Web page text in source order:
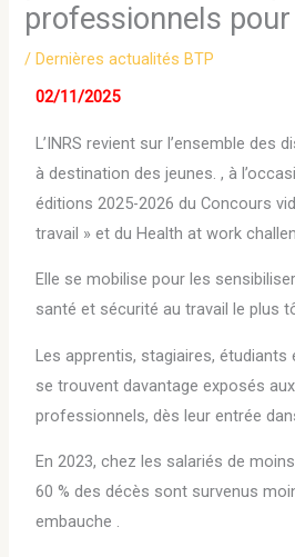
professionnels
/Dernières actualités BTP
02/11/2025
L’INRS revient sur l’ensemble des
à destination des jeunes. , à
éditions 2025-2026 du Concours
travail » et du Health at work
Elle se mobilise pour les
santé et sécurité au travail le plus
Les apprentis, stagiaires, étudiants
se trouvent davantage exposés
professionnels, dès leur entrée
En 2023, chez les salariés de
60 % des décès sont survenus
embauche .